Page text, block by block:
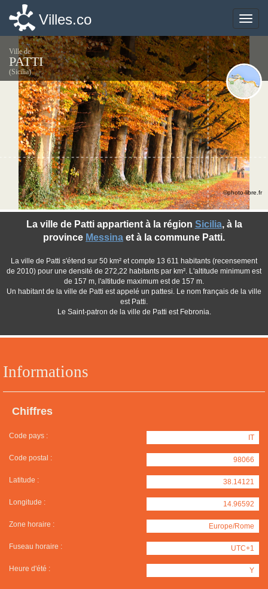
Toggle
Villes.co
Ville de
PATTI
(Sicilia)
Informations
Chiffres
Code pays : IT
Code postal : 98066
Latitude : 38.14121
Longitude : 14.96592
Zone horaire : Europe/Rome
Fuseau horaire : UTC+1
Heure d'été : Y
La ville de Patti appartient à la région Sicilia, à la
province Messina et à la commune Patti.
La ville de Patti s'étend sur 50 km² et compte 13 611 habitants (recensement
de 2010) pour une densité de 272,22 habitants par km². L'altitude minimum est
de 157 m, l'altitude maximum est de 157 m.
Un habitant de la ville de Patti est appelé un pattesi. Le nom français de la ville
est Patti.
Le Saint-patron de la ville de Patti est Febronia.
©photo-libre.fr
Toggle
Villes.co